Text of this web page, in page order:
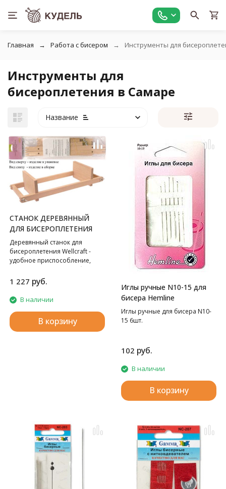
Главная Работа с бисером Инструменты для
Инструменты для
бисероплетения в Самаре
Название
СТАНОК ДЕРЕВЯННЫЙ
ДЛЯ БИСЕРОПЛЕТЕНИЯ
Деревянный станок для
бисероплетения Wellcraft -
удобное приспособление,
которое поможет Вам быстро
и без хлопот создавать самые
замысловатые орнаменты.
Размер 37,5х10 см.
1 227 руб.
В наличии
В корзину
Иглы ручные N10-15 для
бисера Hemline
Иглы ручные для бисера N10-
15 6шт.
102 руб.
В наличии
В корзину